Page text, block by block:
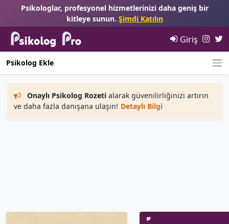
Psikologlar, profesyonel hizmetlerinizi daha geniş bir
kitleye sunun. Şimdi Katılın
Giriş
Psikolog Ekle
Onaylı Psikolog Rozeti alarak güvenilirliğinizi artırın
ve daha fazla danışana ulaşın! Detaylı Bilgi